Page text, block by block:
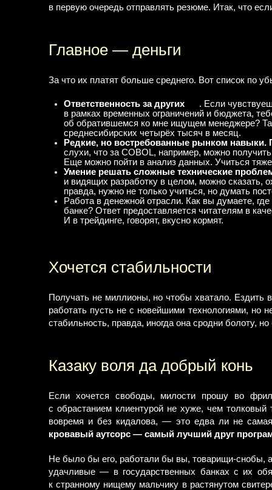
в первую очередь отправлять резюме. Итак, что
Главное — деньги
За что их платят больше среднего. Вот список по
Ответственность за других
. Если
в рамках временных ограничений и бюджета,
об обратившемся ко мне ищущем менеджере?
среднесибирских четырёх тысяч в месяц.
Редкие, но востребованные рынком
слухи, что за COBOL, например, можно
Еще можно пойти в анализ данных. Учиться
Умение решать cложные технические
и видящих разработку в целом, можно сказать,
правда, нужно не только учиться, но думать
Работа в денежной отрасли. Как вы думаете,
банке? Ответ предоставляется читателям в
И в трейдинге, говорят, вкусно кормят.
Хочется стабильности
Получать не миллионы, но чтобы хватало. Ездить
работать пусть не с новейшими технологиями, но
стабильность, правда, иногда она сродни болоту,
Казаку воля да добрый конь
Если хочется свободы, милости прошу во
с обрастанием клиентурой не хуже, чем
вовремя и без кидалова, — это едва ли не
кровавый аутсорс — самый лучший друг
Не было бы его, работали бы вы, товарищи-снобы,
удачливые — в государственных банках с их
к странному нищему мальчику в растянутом